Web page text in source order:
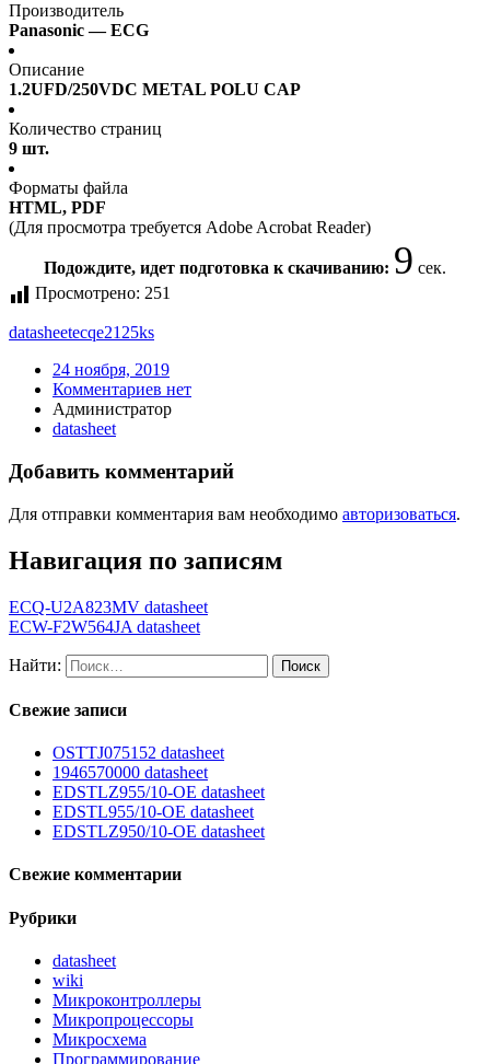
Производитель
Panasonic — ECG
Описание
1.2UFD/250VDC METAL POLU CAP
Количество страниц
9 шт.
Форматы файла
HTML, PDF
(Для просмотра требуется Adobe Acrobat Reader)
Подождите, идет подготовка к скачиванию: 9 сек.
Просмотрено: 251
datasheetecqe2125ks
24 ноября, 2019
Комментариев нет
Администратор
datasheet
Добавить комментарий
Для отправки комментария вам необходимо авторизоваться.
Навигация по записям
ECQ-U2A823MV datasheet
ECW-F2W564JA datasheet
Найти:
Свежие записи
OSTTJ075152 datasheet
1946570000 datasheet
EDSTLZ955/10-OE datasheet
EDSTL955/10-OE datasheet
EDSTLZ950/10-OE datasheet
Свежие комментарии
Рубрики
datasheet
wiki
Микроконтроллеры
Микропроцессоры
Микросхема
Программирование